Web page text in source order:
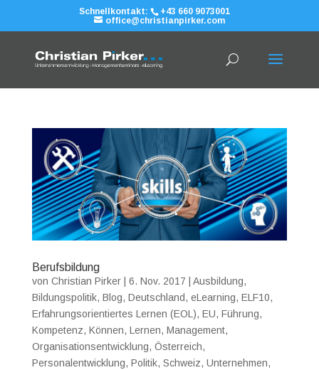
Schnellkontakt:
+43 660 9073001
office@christianpirker.com
Berufsbildung
von Christian Pirker| 6. Nov. 2017 Ausbildung,
Bildungspolitik, Blog, Deutschland, eLearning, ELF10,
Erfahrungsorientiertes Lernen (EOL), EU, Führung,
Kompetenz, Können, Lernen, Management,
Organisationsentwicklung, Österreich,
Personalentwicklung, Politik, Schweiz, Unternehmen,